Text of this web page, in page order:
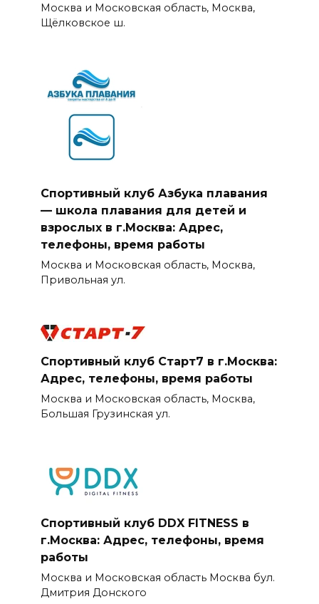
Москва и Московская область, Москва,
Щёлковское ш.
Спортивный клуб Азбука плавания
— школа плавания для детей и
взрослых в г.Москва: Адрес,
телефоны, время работы
Москва и Московская область, Москва,
Привольная ул.
Спортивный клуб Старт7 в г.Москва:
Адрес, телефоны, время работы
Москва и Московская область, Москва,
Большая Грузинская ул.
Спортивный клуб DDX FITNESS в
г.Москва: Адрес, телефоны, время
работы
Москва и Московская область Москва бул.
Дмитрия Донского